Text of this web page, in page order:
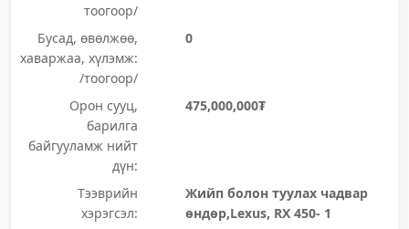
тоогоор/
Бусад, өвөлжөө,
хаваржаа, хүлэмж:
/тоогоор/
0
Орон сууц,
барилга
байгууламж нийт
дүн:
475,000,000₮
Тээврийн
хэрэгсэл:
Жийп болон туулах чадвар
өндөр,Lexus, RX 450- 1